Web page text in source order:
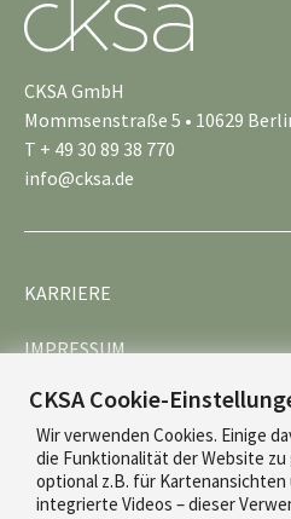
CKSA GmbH
Mommsenstraße 5 • 10629
T + 49 30 89 38 770
info@cksa.de
KARRIERE
IMPRESSUM
DATENSCHUTZ
CKSA Cookie-
Wir verwenden Cookies. Einige
die Funktionalität der Website
optional z.B. für
integrierte Videos – dieser